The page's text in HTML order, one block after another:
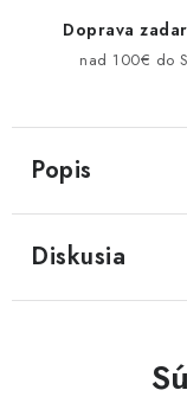
Doprava
nad 100€ do
Popis
Diskusia